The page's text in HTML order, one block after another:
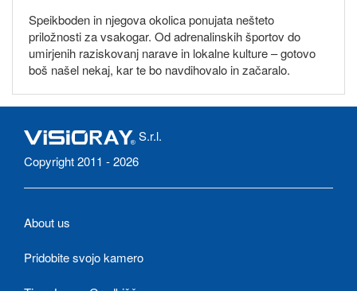
Speikboden in njegova okolica ponujata nešteto
priložnosti za vsakogar. Od adrenalinskih športov do
umirjenih raziskovanj narave in lokalne kulture – gotovo
boš našel nekaj, kar te bo navdihovalo in začaralo.
S.r.l.
Copyright 2011 - 2026
About us
Pridobite svojo kamero